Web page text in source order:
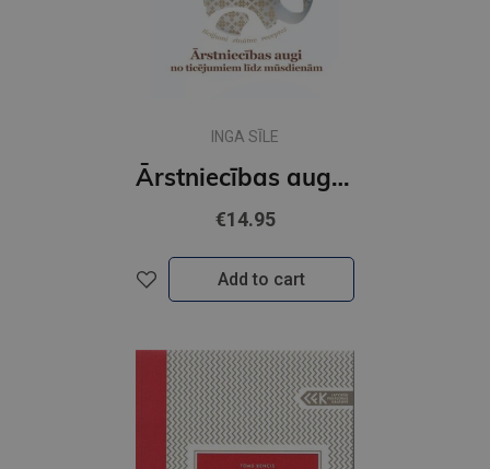
INGA SĪLE
Ārstniecības augi no ticējumiem līdz mūsdienām
€14.95
Add to cart